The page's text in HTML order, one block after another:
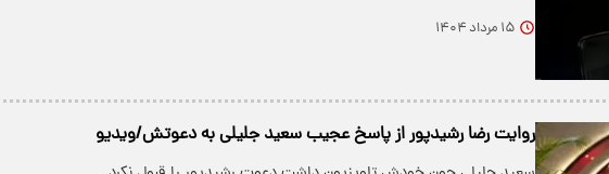
۱۵ مرداد ۱۴۰۴
روایت رضا رشیدپور از پاسخ عجیب سعید جلیلی به دعوتش/ویدیو